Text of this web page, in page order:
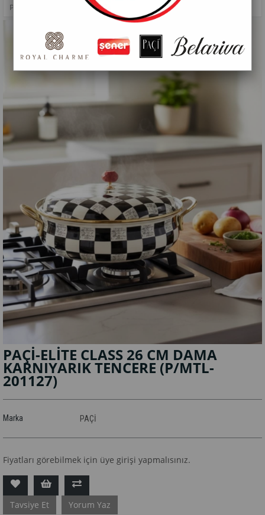
PAÇİ-ELİTE CLASS 26 CM DAMA KARNIYARIK TENCERE
PAÇİ-ELİTE CLASS 26 CM DAMA
KARNIYARIK TENCERE (P/MTL-
201127)
Marka PAÇİ
Fiyatları görebilmek için üye girişi yapmalısınız.
Tavsiye Et Yorum Yaz